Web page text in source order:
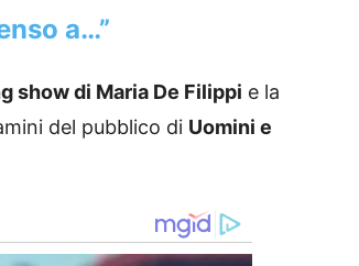
a…”
show di Maria De Filippi e la
del pubblico di Uomini e